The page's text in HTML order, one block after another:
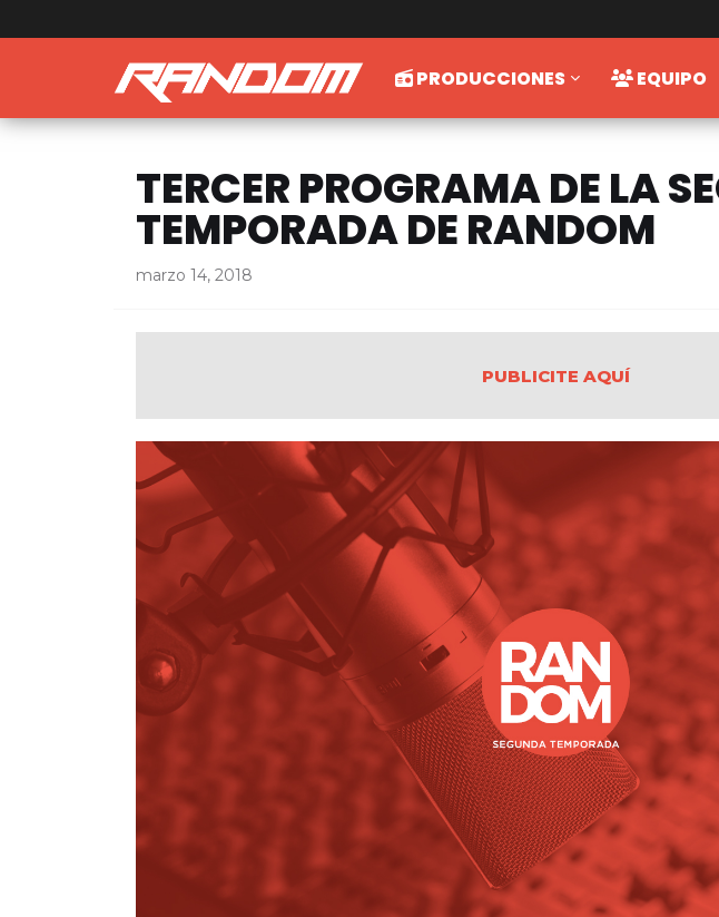
PRODUCCIONES EQUIPO
TERCER PROGRAMA DE LA
TEMPORADA DE RANDOM
marzo 14, 2018
PUBLICITE AQUÍ